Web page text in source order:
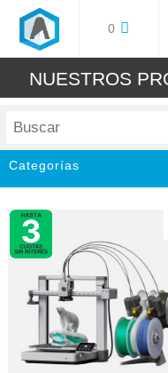
0
NUESTROS
Categorías
Impresoras 3D
Filamentos 3D
Resinas 3D
Grabadoras Cortadora
Accesorios y Repuestos